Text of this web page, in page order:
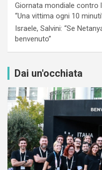
Giornata mondiale contro
“Una vittima ogni 10
Israele, Salvini: “Se
benvenuto”
Dai un'occhiata